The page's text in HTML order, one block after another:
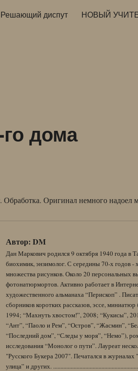
Решающий диспут НОВЫЙ
дома
Обработка. Оригинал немного надоел
Автор: DM
Дан Маркович родился 9 октября 1940 года в
биохимик, энзимолог. С середины 70-х годов -
множества рисунков. Около 20 персональных
фотонатюрмортов. Активно работает в
художественного альманаха “Перископ” .
сборников коротких рассказов, эссе,
1994; “Махнуть хвостом!”, 2008; “Кукисы”,
“Ант”, “Паоло и Рем”, “Остров”, “Жасмин”,
“Последний дом”, “Следы у моря”, “Немо”),
исследования “Монолог о пути”. Лауреат
"Русского Букера 2007". Печатался в
улица” и других.